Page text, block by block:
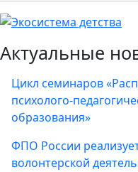
Актуальные
Цикл семинаров
психолого-
образования»
ФПО России
волонтерской